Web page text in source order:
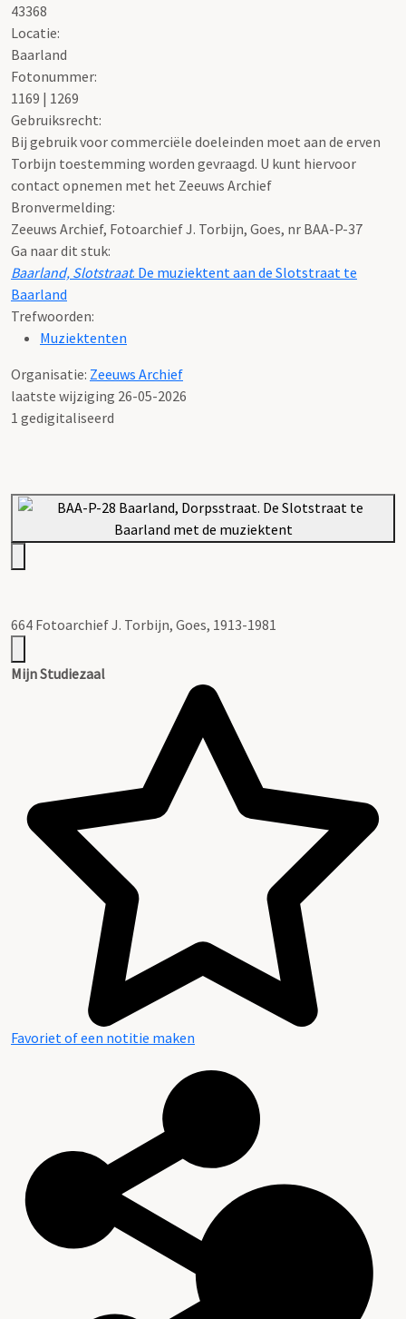
43368
Locatie:
Baarland
Fotonummer:
1169 | 1269
Gebruiksrecht:
Bij gebruik voor commerciële doeleinden moet aan de erven
Torbijn toestemming worden gevraagd. U kunt hiervoor
contact opnemen met het Zeeuws Archief
Bronvermelding:
Zeeuws Archief, Fotoarchief J. Torbijn, Goes, nr BAA-P-37
Ga naar dit stuk:
Baarland, Slotstraat. De muziektent aan de Slotstraat te
Baarland
Trefwoorden:
Muziektenten
Organisatie: Zeeuws Archief
laatste wijziging 26-05-2026
1 gedigitaliseerd
664 Fotoarchief J. Torbijn, Goes, 1913-1981
Mijn Studiezaal
Favoriet of een notitie maken